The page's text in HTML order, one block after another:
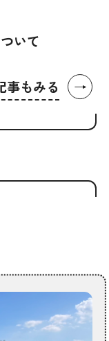
いて
事もみる →